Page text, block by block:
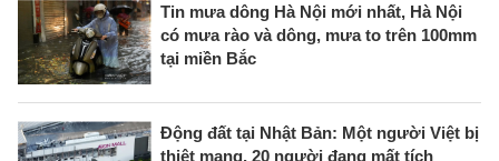
Tin mưa dông Hà Nội mới nhất, Hà Nội
có mưa rào và dông, mưa to trên 100mm
tại miền Bắc
Động đất tại Nhật Bản: Một người Việt bị
thiệt mạng, 20 người đang mất tích